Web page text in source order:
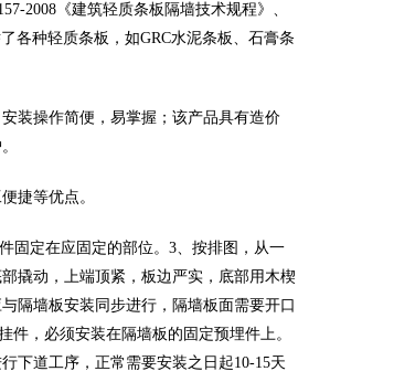
2008《建筑轻质条板隔墙技术规程》、
各种轻质条板，如GRC水泥条板、石膏条
装操作简便，易掌握；该产品具有造价
捷等优点。
固定在应固定的部位。3、按排图，从一
撬动，上端顶紧，板边严实，底部用木楔
隔墙板安装同步进行，隔墙板面需要开口
件，必须安装在隔墙板的固定预埋件上。
下道工序，正常需要安装之日起10-15天